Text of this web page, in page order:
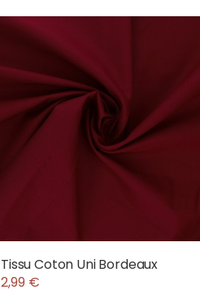
Tissu Coton Uni Bordeaux
2,99 €